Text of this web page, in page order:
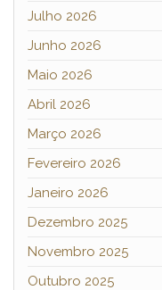
Julho 2026
Junho 2026
Maio 2026
Abril 2026
Março 2026
Fevereiro 2026
Janeiro 2026
Dezembro 2025
Novembro 2025
Outubro 2025